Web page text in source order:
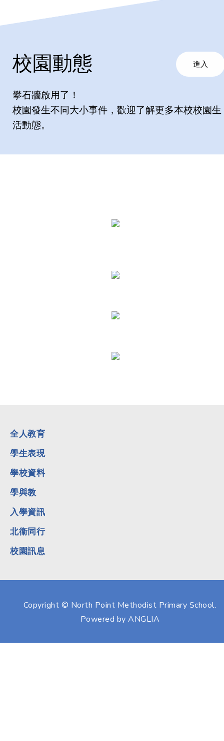
校園動態 進入
攀石牆啟用了！
校園發生不同大小事件，歡迎了解更多本校校園生
活動態。
全人教育
學生表現
學校資料
學與教
入學資訊
北衞同行
校園訊息
Copyright © North Point Methodist Primary School.
Powered byANGLIA